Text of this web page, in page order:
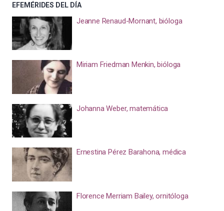
EFEMÉRIDES DEL DÍA
Jeanne Renaud-Mornant, bióloga
Miriam Friedman Menkin, bióloga
Johanna Weber, matemática
Ernestina Pérez Barahona, médica
Florence Merriam Bailey, ornitóloga